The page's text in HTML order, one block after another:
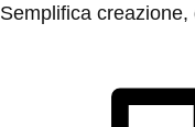
Semplifica